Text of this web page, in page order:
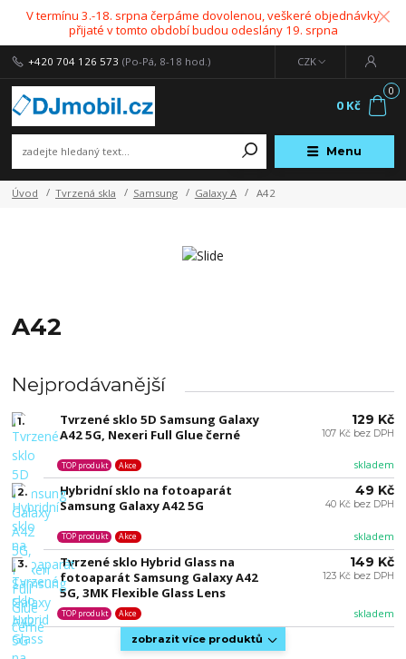
V termínu 3.-18. srpna čerpáme dovolenou, veškeré objednávky
přijaté v tomto období budou odeslány 19. srpna
Menu
CZK
+420 704 126 573 (Po-Pá, 8-18 hod.)
0
0 Kč
Úvod Tvrzená skla Samsung Galaxy A A42
A42
Nejprodávanější
1.
Tvrzené sklo 5D Samsung Galaxy
A42 5G, Nexeri Full Glue černé
skladem
TOP produkt Akce
129 Kč
107 Kč bez DPH
2.
Hybridní sklo na fotoaparát
Samsung Galaxy A42 5G
skladem
TOP produkt Akce
49 Kč
40 Kč bez DPH
3.
Tvrzené sklo Hybrid Glass na
fotoaparát Samsung Galaxy A42
5G, 3MK Flexible Glass Lens
skladem
TOP produkt Akce
149 Kč
123 Kč bez DPH
zobrazit více produktů